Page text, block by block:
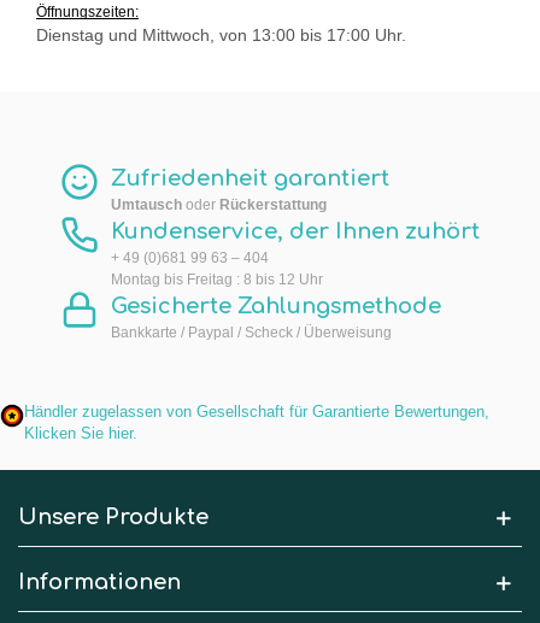
Öffnungszeiten:
Dienstag und Mittwoch, von 13:00 bis 17:00 Uhr.
Zufriedenheit garantiert
Umtausch oder Rückerstattung
Kundenservice, der Ihnen zuhört
+ 49 (0)681 99 63 – 404
Montag bis Freitag : 8 bis 12 Uhr
Gesicherte Zahlungsmethode
Bankkarte / Paypal / Scheck / Überweisung
Händler zugelassen von Gesellschaft für Garantierte Bewertungen,
Klicken Sie hier.
Unsere Produkte
Informationen